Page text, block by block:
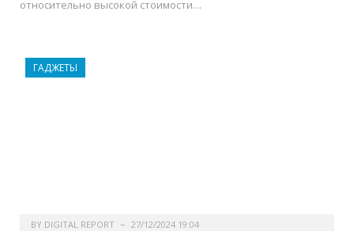
относительно высокой стоимости…
ГАДЖЕТЫ
BY DIGITAL REPORT 27/12/2024 19:04